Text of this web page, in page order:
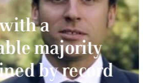
a
majority
by record